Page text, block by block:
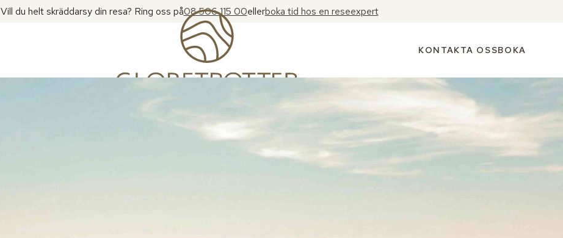
Vill du helt skräddarsy din resa? Ring oss på08 506 115 00ellerboka tid hos en reseexpert
KONTAKTA OSSBOKA